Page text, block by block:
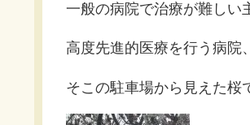
一般の病院で治療が難しい
高度先進的医療を行う病院
そこの駐車場から見えた桜